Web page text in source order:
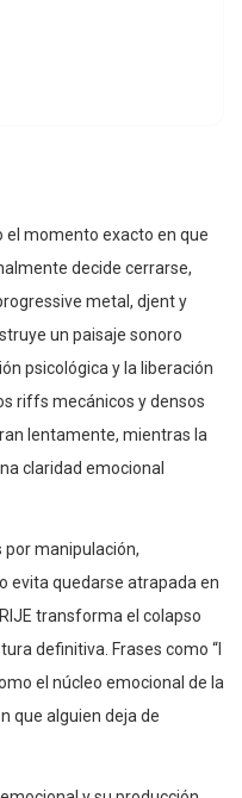
el momento exacto en que
decide cerrarse,
metal, djent y
un paisaje sonoro
psicológica y la liberación
riffs mecánicos y densos
lentamente, mientras la
claridad emocional
por manipulación,
evita quedarse atrapada en
transforma el colapso
definitiva. Frases como “I
el núcleo emocional de la
que alguien deja de